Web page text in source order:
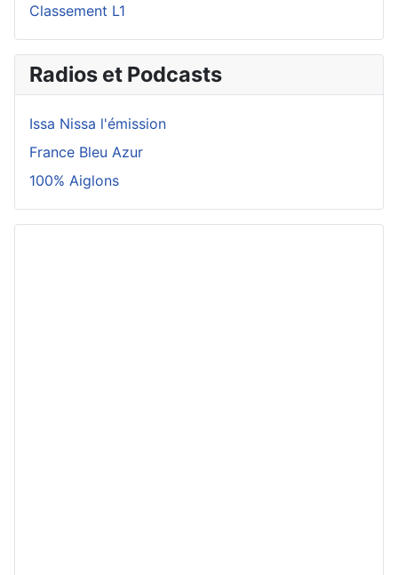
Classement L1
Radios et Podcasts
Issa Nissa l'émission
France Bleu Azur
100% Aiglons